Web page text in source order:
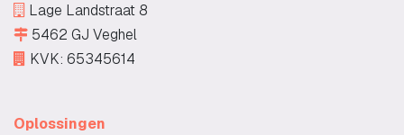
Lage Landstraat 8
5462 GJ Veghel
KVK: 65345614
Oplossingen